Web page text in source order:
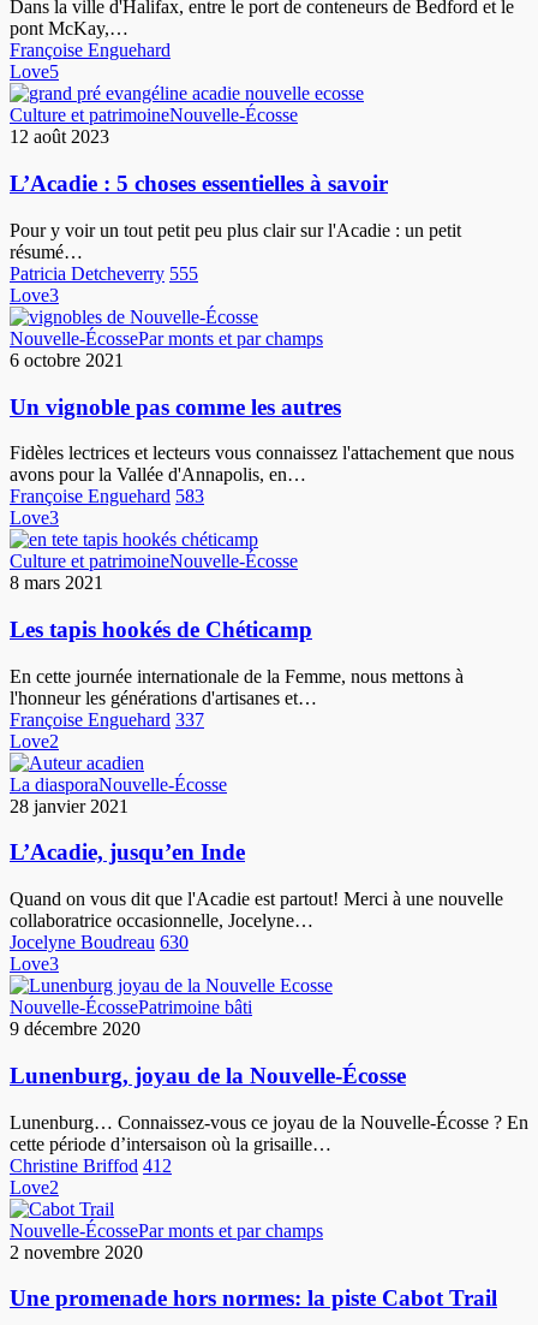
Dans la ville d'Halifax, entre le port de conteneurs de Bedford et le
pont McKay,…
Françoise Enguehard
Love5
L’Acadie
:
choses
essentielles
à
savoir
Culture et patrimoineNouvelle-Écosse
12 août 2023
L’Acadie : 5 choses essentielles à savoir
Pour y voir un tout petit peu plus clair sur l'Acadie : un petit
résumé…
Patricia Detcheverry 555
Love3
Un
vignoble
comme
les
autres
Nouvelle-ÉcossePar monts et par champs
6 octobre 2021
Un vignoble pas comme les autres
Fidèles lectrices et lecteurs vous connaissez l'attachement que nous
avons pour la Vallée d'Annapolis, en…
Françoise Enguehard 583
Love3
Les
tapis
de
Chéticamp
Culture et patrimoineNouvelle-Écosse
8 mars 2021
Les tapis hookés de Chéticamp
En cette journée internationale de la Femme, nous mettons à
l'honneur les générations d'artisanes et…
Françoise Enguehard 337
Love2
L’Acadie,
jusqu’en
La diasporaNouvelle-Écosse
28 janvier 2021
L’Acadie, jusqu’en Inde
Quand on vous dit que l'Acadie est partout! Merci à une nouvelle
collaboratrice occasionnelle, Jocelyne…
Jocelyne Boudreau 630
Love3
Lunenburg,
joyau
la
Nouvelle-
Écosse
Nouvelle-ÉcossePatrimoine bâti
9 décembre 2020
Lunenburg, joyau de la Nouvelle-Écosse
Lunenburg… Connaissez-vous ce joyau de la Nouvelle-Écosse ? En
cette période d’intersaison où la grisaille…
Christine Briffod 412
Love2
Une
promenade
normes:
Nouvelle-ÉcossePar monts et par champs
2 novembre 2020
Une promenade hors normes: la piste Cabot Trail